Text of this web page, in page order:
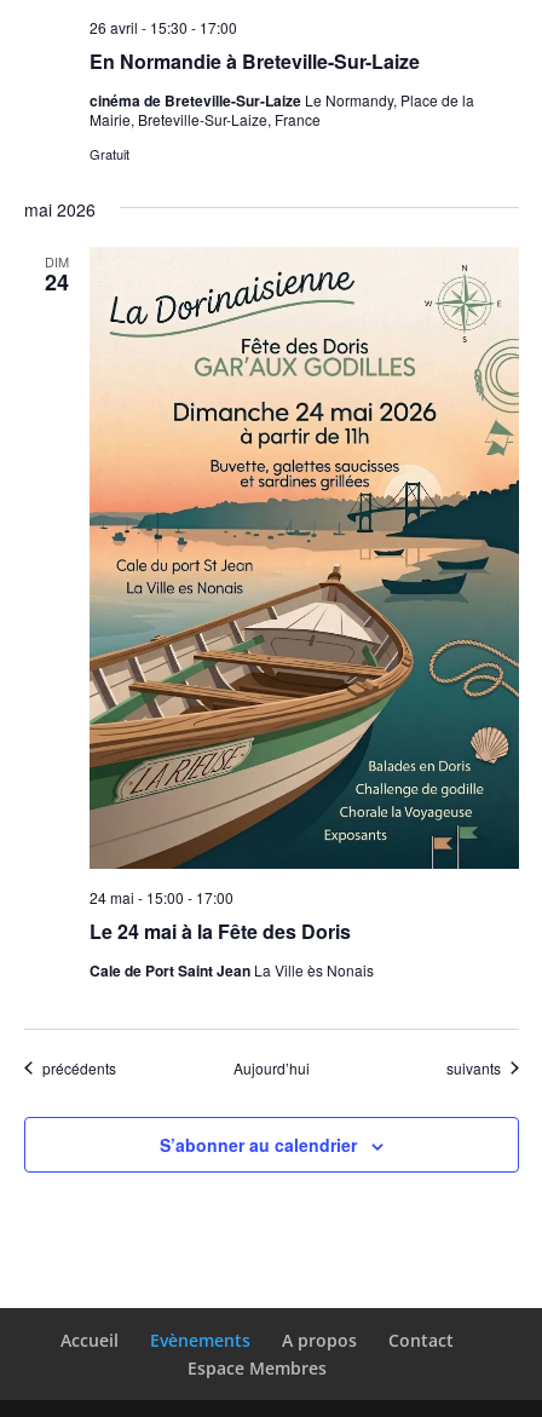
En Normandie à Breteville-Sur-Laize
26 avril - 15:30 - 17:00
cinéma de Breteville-Sur-Laize Le Normandy, Place de la
Mairie, Breteville-Sur-Laize, France
Gratuit
mai 2026
DIM
24
Le 24 mai à la Fête des Doris
24 mai - 15:00 - 17:00
Cale de Port Saint Jean La Ville ès Nonais
Évènements
précédents Aujourd’hui Évènements
suivants
S’abonner au calendrier
Accueil Evènements A propos
Contact
Espace Membres